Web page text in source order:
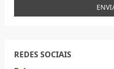
REDES SOCIAIS